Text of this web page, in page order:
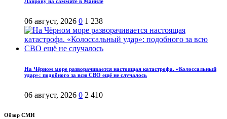
06 август, 2026 0 1 238
На Чёрном море разворачивается настоящая катастрофа. «Колоссальный
удар»: подобного за всю СВО ещё не случалось
06 август, 2026 0 2 410
Обзор СМИ